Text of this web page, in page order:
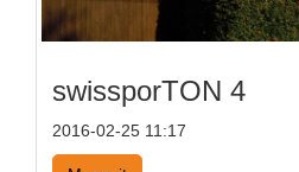
swissporTON 4
2016-02-25 11:17